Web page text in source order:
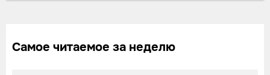
Самое читаемое за неделю